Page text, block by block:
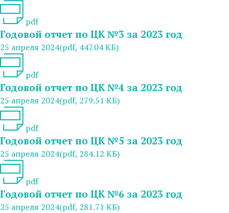
pdf
Годовой отчет по ЦК №3 за 2023 год
25 апреля 2024(pdf, 447.04 КБ)
pdf
Годовой отчет по ЦК №4 за 2023 год
25 апреля 2024(pdf, 279.51 КБ)
pdf
Годовой отчет по ЦК №5 за 2023 год
25 апреля 2024(pdf, 284.12 КБ)
pdf
Годовой отчет по ЦК №6 за 2023 год
25 апреля 2024(pdf, 281.71 КБ)